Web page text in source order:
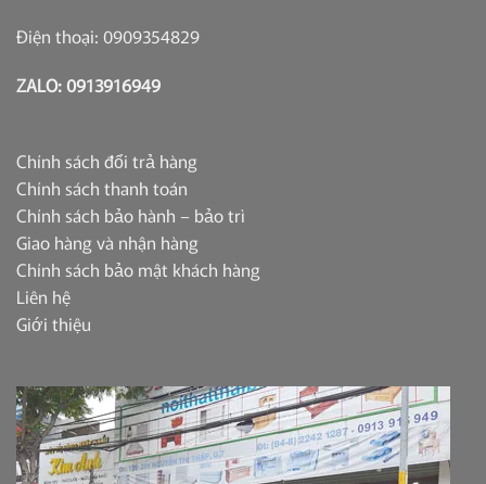
Điện thoại: 0909354829
ZALO: 0913916949
Chính sách đổi trả hàng
Chính sách thanh toán
Chính sách bảo hành – bảo trì
Giao hàng và nhận hàng
Chính sách bảo mật khách hàng
Liên hệ
Giới thiệu